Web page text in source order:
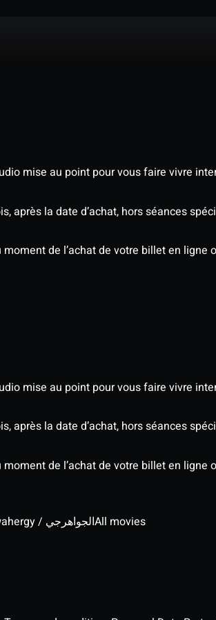
mise au point pour vous faire vivre
après la date d’achat, hors séances
de l’achat de votre billet en ligne
mise au point pour vous faire vivre
après la date d’achat, hors séances
de l’achat de votre billet en ligne
El Gawahergy / الجواهرجيAll movies